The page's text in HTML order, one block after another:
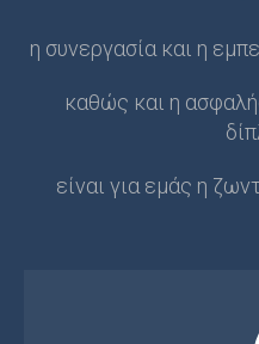
η συνεργασία και η
καθώς και η
είναι για εμάς η